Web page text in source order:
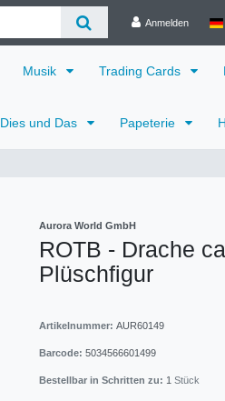
Anmelden
Musik Trading Cards
Dies und Das Papeterie
Aurora World GmbH
ROTB - Drache
Plüschfigur
Artikelnummer: AUR60149
Barcode: 5034566601499
Bestellbar in Schritten zu: 1 Stück